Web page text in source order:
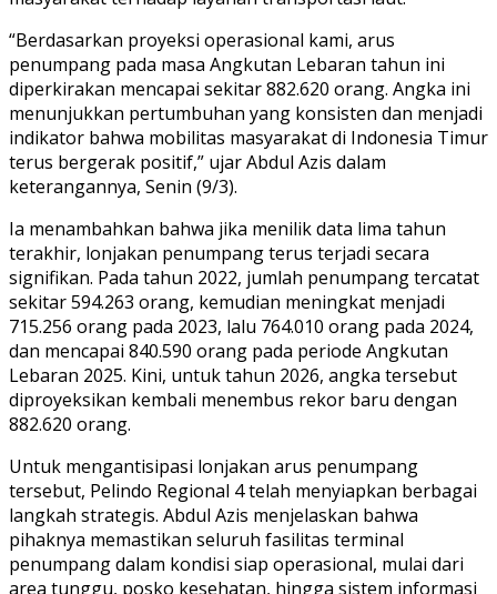
“Berdasarkan proyeksi operasional kami, arus
penumpang pada masa Angkutan Lebaran tahun ini
diperkirakan mencapai sekitar 882.620 orang. Angka ini
menunjukkan pertumbuhan yang konsisten dan menjadi
indikator bahwa mobilitas masyarakat di Indonesia Timur
terus bergerak positif,” ujar Abdul Azis dalam
keterangannya, Senin (9/3).
Ia menambahkan bahwa jika menilik data lima tahun
terakhir, lonjakan penumpang terus terjadi secara
signifikan. Pada tahun 2022, jumlah penumpang tercatat
sekitar 594.263 orang, kemudian meningkat menjadi
715.256 orang pada 2023, lalu 764.010 orang pada 2024,
dan mencapai 840.590 orang pada periode Angkutan
Lebaran 2025. Kini, untuk tahun 2026, angka tersebut
diproyeksikan kembali menembus rekor baru dengan
882.620 orang.
Untuk mengantisipasi lonjakan arus penumpang
tersebut, Pelindo Regional 4 telah menyiapkan berbagai
langkah strategis. Abdul Azis menjelaskan bahwa
pihaknya memastikan seluruh fasilitas terminal
penumpang dalam kondisi siap operasional, mulai dari
area tunggu, posko kesehatan, hingga sistem informasi